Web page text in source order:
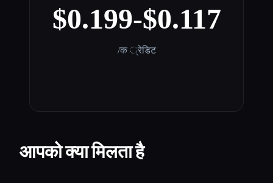
$0.199-$0.117
/क ्रेडिट
आपको क्या मिलता है